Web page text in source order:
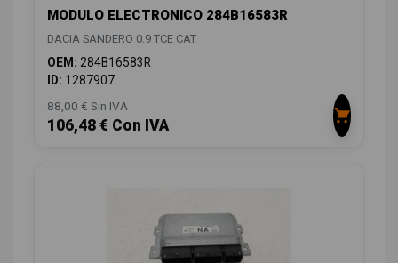
MODULO ELECTRONICO 284B16583R
DACIA SANDERO 0.9 TCE CAT
OEM: 284B16583R
ID: 1287907
88,00 € Sin IVA
106,48 € Con IVA